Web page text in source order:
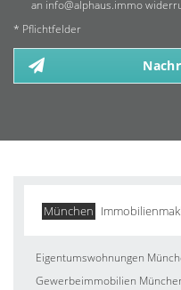
an info@alphaus.immo
* Pflichtfelder
München
Eigentumswohnungen
Gewerbeimmobilien